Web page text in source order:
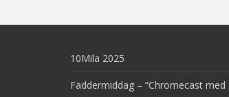
10Mila 2025
Faddermiddag – “Chromecast med